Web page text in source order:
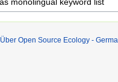
Über Open Source Ecology -